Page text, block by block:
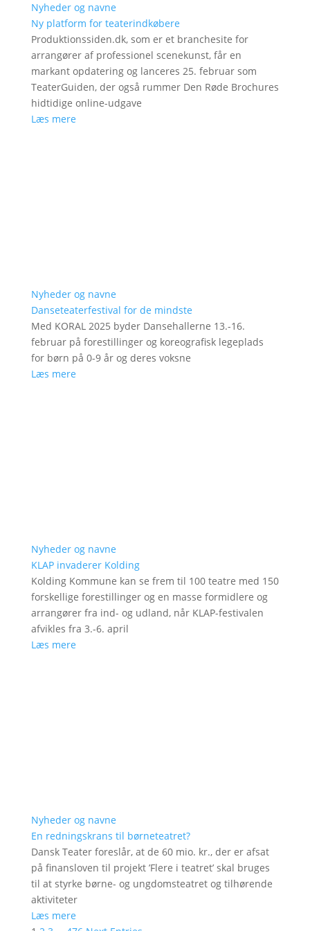
Nyheder og navne
Ny platform for teaterindkøbere
Produktionssiden.dk, som er et branchesite for
arrangører af professionel scenekunst, får en
markant opdatering og lanceres 25. februar som
TeaterGuiden, der også rummer Den Røde Brochures
hidtidige online-udgave
Læs mere
Nyheder og navne
Danseteaterfestival for de mindste
Med KORAL 2025 byder Dansehallerne 13.-16.
februar på forestillinger og koreografisk legeplads
for børn på 0-9 år og deres voksne
Læs mere
Nyheder og navne
KLAP invaderer Kolding
Kolding Kommune kan se frem til 100 teatre med 150
forskellige forestillinger og en masse formidlere og
arrangører fra ind- og udland, når KLAP-festivalen
afvikles fra 3.-6. april
Læs mere
Nyheder og navne
En redningskrans til børneteatret?
Dansk Teater foreslår, at de 60 mio. kr., der er afsat
på finansloven til projekt ’Flere i teatret’ skal bruges
til at styrke børne- og ungdomsteatret og tilhørende
aktiviteter
Læs mere